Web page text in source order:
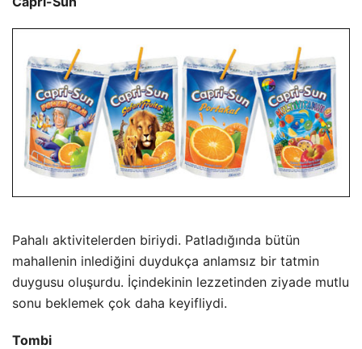
Pahalı aktivitelerden biriydi. Patladığında bütün
mahallenin inlediğini duydukça anlamsız bir tatmin
duygusu oluşurdu. İçindekinin lezzetinden ziyade mutlu
sonu beklemek çok daha keyifliydi.
Tombi